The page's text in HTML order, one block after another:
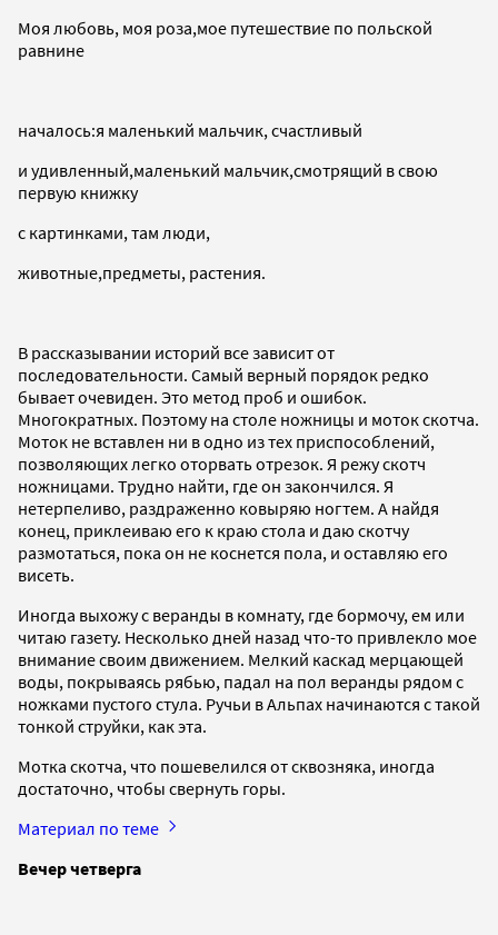
Моя любовь, моя роза,мое путешествие по польской
равнине
началось:я маленький мальчик, счастливый
и удивленный,маленький мальчик,смотрящий в свою
первую книжку
c картинками, там люди,
животные,предметы, растения.
В рассказывании историй все зависит от
последовательности. Самый верный порядок редко
бывает очевиден. Это метод проб и ошибок.
Многократных. Поэтому на столе ножницы и моток скотча.
Моток не вставлен ни в одно из тех приспособлений,
позволяющих легко оторвать отрезок. Я режу скотч
ножницами. Трудно найти, где он закончился. Я
нетерпеливо, раздраженно ковыряю ногтем. А найдя
конец, приклеиваю его к краю стола и даю скотчу
размотаться, пока он не коснется пола, и оставляю его
висеть.
Иногда выхожу с веранды в комнату, где бормочу, ем или
читаю газету. Несколько дней назад что-то привлекло мое
внимание своим движением. Мелкий каскад мерцающей
воды, покрываясь рябью, падал на пол веранды рядом с
ножками пустого стула. Ручьи в Альпах начинаются с такой
тонкой струйки, как эта.
Мотка скотча, что пошевелился от сквозняка, иногда
достаточно, чтобы свернуть горы.
Материал по теме
Вечер четверга